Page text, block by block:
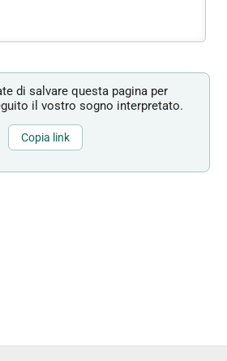
di salvare questa pagina per
il vostro sogno interpretato.
Copia link